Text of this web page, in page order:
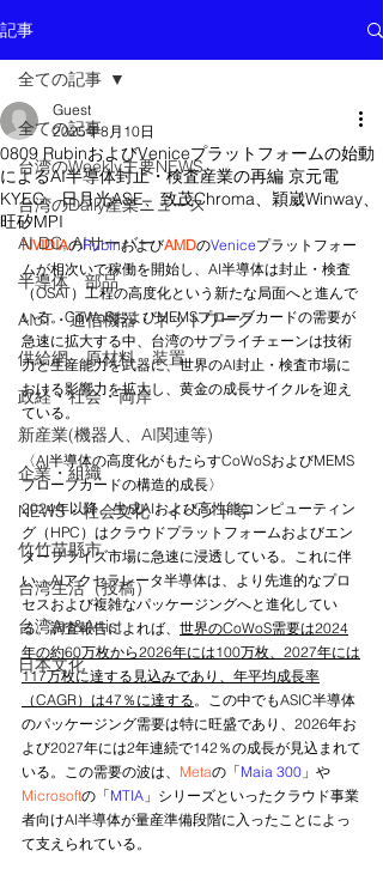
記事
全ての記事
台湾のWeekly主要NEWS
台湾のDaily産業ニュース
AI DC, AIサーバー
半導体 部品
AIoT・通信機器・ネットワーク
供給網 原材料 装置
政経・社会・両岸
新産業(機器人、AI関連等)
企業・組織
NEWS・社会文化・イベント等
竹竹苗縣市
台湾生活（投稿）
台湾Art&Artist
日本文化
全ての記事
0809 RubinおよびVeniceプラットフォームの始動
によるAI半導体封止・検査産業の再編 京元電
KYEC、日月光ASE、致茂Chroma、穎崴Winway、
旺矽MPI
Guest
2025年8月10日
NVIDIAのRubinおよびAMDのVeniceプラットフォー
ムが相次いで稼働を開始し、AI半導体は封止・検査
（OSAT）工程の高度化という新たな局面へと進んで
いる。CoWoSおよびMEMSプローブカードの需要が
急速に拡大する中、台湾のサプライチェーンは技術
力と生産能力を武器に、世界のAI封止・検査市場に
おける影響力を拡大し、黄金の成長サイクルを迎え
ている。
〈AI半導体の高度化がもたらすCoWoSおよびMEMS
プローブカードの構造的成長〉
2024年以降、生成AIおよび高性能コンピューティン
グ（HPC）はクラウドプラットフォームおよびエン
タープライズ市場に急速に浸透している。これに伴
い、AIアクセラレータ半導体は、より先進的なプロ
セスおよび複雑なパッケージングへと進化してい
る。調査報告によれば、 世界のCoWoS需要は2024
年の約60万枚から2026年には100万枚、2027年には
117万枚に達する見込みであり、年平均成長率
（CAGR）は47％に達する。この中でもASIC半導体
のパッケージング需要は特に旺盛であり、2026年お
よび2027年には2年連続で142％の成長が見込まれて
いる。この需要の波は、 Metaの「Maia 300 」や
Microsoftの「MTIA 」シリーズといったクラウド事業
者向けAI半導体が量産準備段階に入ったことによっ
て支えられている。